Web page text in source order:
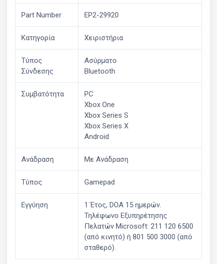
Part Number EP2-29920
Κατηγορία Χειριστήρια
Τύπος
Σύνδεσης
Ασύρματο
Bluetooth
Συμβατότητα
PC
Xbox One
Xbox Series S
Xbox Series X
Android
Ανάδραση Με Ανάδραση
Τύπος Gamepad
Εγγύηση
1 Έτος, DOA 15 ημερών.
Τηλέφωνο Εξυπηρέτησης
Πελατών Microsoft: 211 120 6500
(από κινητό) ή 801 500 3000 (από
σταθερό).